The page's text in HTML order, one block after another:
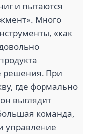
и пытаются
Много
«как
решения. При
где формально
выглядит
команда,
управление